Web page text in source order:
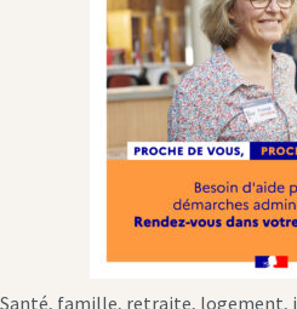
Santé, famille, retraite, logement,